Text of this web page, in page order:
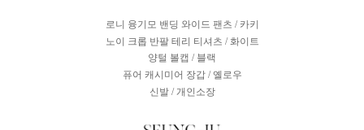
로니 융기모 밴딩 와이드 팬츠 / 카키
노이 크롭 반팔 테리 티셔츠 / 화이트
양털 볼캡 / 블랙
퓨어 캐시미어 장갑 / 옐로우
신발 / 개인소장